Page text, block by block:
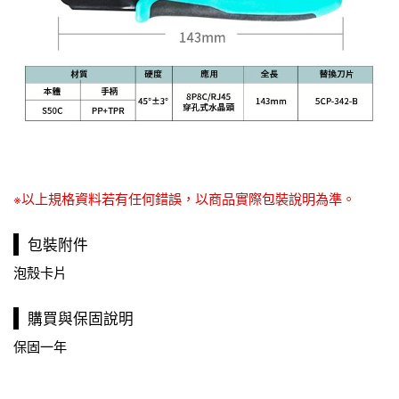
※以上規格資料若有任何錯誤，以商品實際包裝說明為準。
包裝附件
泡殼卡片
購買與保固說明
保固一年